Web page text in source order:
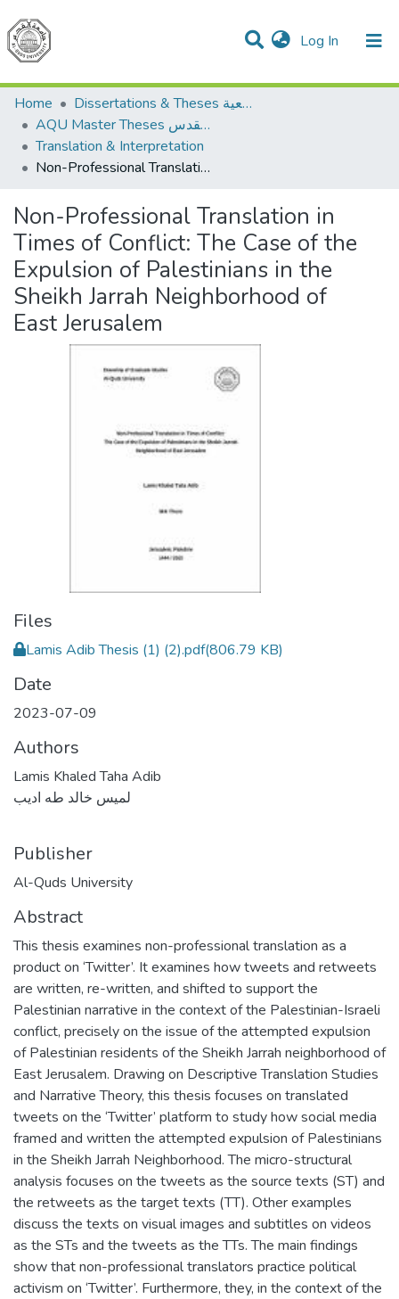
Log In (current)
Communities & Collections
All of DSpace
Home
Dissertations & Theses الرسائل الجامعية
AQU Master Theses الرسائل الجامعية الخاصة بجامعة القدس
Translation & Interpretation
Non-Professional Translation in Times of Conflict: The Case of the Expulsion of Palestinians in the Sheikh Jarrah Neighborhood of East Jerusalem
Non-Professional Translation in
Times of Conflict: The Case of the
Expulsion of Palestinians in the
Sheikh Jarrah Neighborhood of
East Jerusalem
Files
Lamis Adib Thesis (1) (2).pdf(806.79 KB)
Date
2023-07-09
Authors
Lamis Khaled Taha Adib
لميس خالد طه اديب
Publisher
Al-Quds University
Abstract
This thesis examines non-professional translation as a
product on ‘Twitter’. It examines how tweets and retweets
are written, re-written, and shifted to support the
Palestinian narrative in the context of the Palestinian-Israeli
conflict, precisely on the issue of the attempted expulsion
of Palestinian residents of the Sheikh Jarrah neighborhood of
East Jerusalem. Drawing on Descriptive Translation Studies
and Narrative Theory, this thesis focuses on translated
tweets on the ‘Twitter’ platform to study how social media
framed and written the attempted expulsion of Palestinians
in the Sheikh Jarrah Neighborhood. The micro-structural
analysis focuses on the tweets as the source texts (ST) and
the retweets as the target texts (TT). Other examples
discuss the texts on visual images and subtitles on videos
as the STs and the tweets as the TTs. The main findings
show that non-professional translators practice political
activism on ‘Twitter’. Furthermore, they, in the context of the